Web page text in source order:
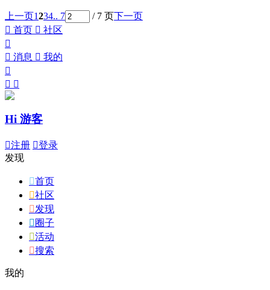
上一页1234.. 7 / 7 页下一页
 首页  社区

 消息  我的

 
Hi 游客
注册 登录
发现
首页
社区
发现
 圈子
活动
搜索
我的